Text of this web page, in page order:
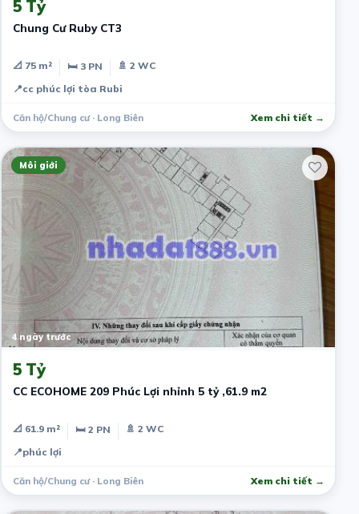
5 Tỷ
Chung Cư Ruby CT3
📐 75 m² 🛏 3 PN
🚿 2 WC
📍cc phúc lợi tòa Rubi
Căn hộ/Chung cư · Long Biên Xem chi tiết →
Môi giới
4 ngày trước
5 Tỷ
CC ECOHOME 209 Phúc Lợi nhỉnh 5 tỷ ,61.9 m2
📐 61.9 m² 🛏 2 PN
🚿 2 WC
📍phúc lợi
Căn hộ/Chung cư · Long Biên Xem chi tiết →